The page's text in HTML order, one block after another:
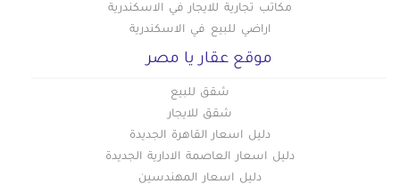
مكاتب تجارية للايجار في الاسكندرية
اراضي للبيع في الاسكندرية
موقع عقار يا مصر
شقق للبيع
شقق للايجار
دليل اسعار القاهرة الجديدة
دليل اسعار العاصمة الادارية الجديدة
دليل اسعار المهندسين